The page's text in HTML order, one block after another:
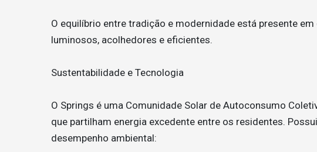
O equilíbrio entre tradição e modernidade está presente
luminosos, acolhedores e eficientes.
Sustentabilidade e Tecnologia
O Springs é uma Comunidade Solar de Autoconsumo
que partilham energia excedente entre os residentes.
desempenho ambiental: